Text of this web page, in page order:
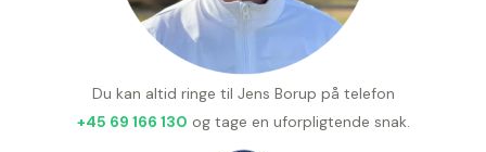
Du kan altid ringe til Jens Borup på telefon
+45 69 166 130 og tage en uforpligtende snak.